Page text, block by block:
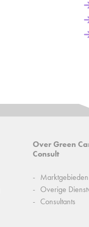
Over Green
Consult
Marktgebieden
Overige
Consultants